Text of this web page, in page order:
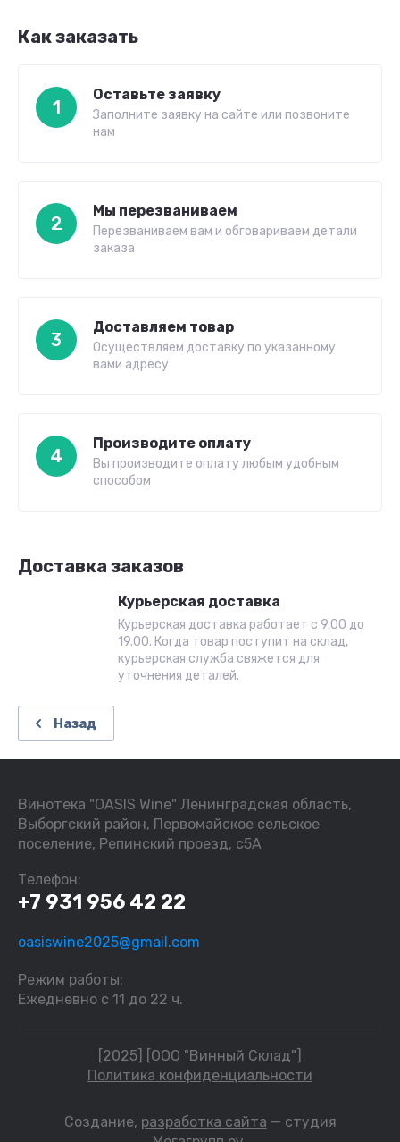
Как заказать
1
Оставьте заявку
Заполните заявку на сайте или позвоните
нам
2
Мы перезваниваем
Перезваниваем вам и обговариваем детали
заказа
3
Доставляем товар
Осуществляем доставку по указанному
вами адресу
4
Производите оплату
Вы производите оплату любым удобным
способом
Доставка заказов
Курьерская доставка
Курьерская доставка работает с 9.00 до
19.00. Когда товар поступит на склад,
курьерская служба свяжется для
уточнения деталей.
Назад
Винотека "OASIS Wine" Ленинградская область,
Выборгский район, Первомайское сельское
поселение, Репинский проезд, с5А
Телефон:
+7 931 956 42 22
oasiswine2025@gmail.com
Режим работы:
Ежедневно с 11 до 22 ч.
[2025] [ООО "Винный Склад"]
Политика конфиденциальности
Создание, разработка сайта — студия